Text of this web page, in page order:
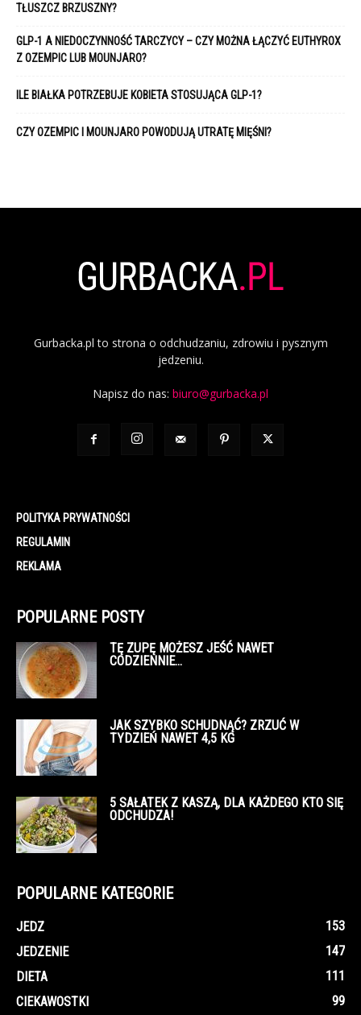
TŁUSZCZ BRZUSZNY?
GLP-1 A NIEDOCZYNNOŚĆ TARCZYCY – CZY MOŻNA ŁĄCZYĆ EUTHYROX
Z OZEMPIC LUB MOUNJARO?
ILE BIAŁKA POTRZEBUJE KOBIETA STOSUJĄCA GLP-1?
CZY OZEMPIC I MOUNJARO POWODUJĄ UTRATĘ MIĘŚNI?
Gurbacka.pl to strona o odchudzaniu, zdrowiu i pysznym
jedzeniu.
Napisz do nas: biuro@gurbacka.pl
POLITYKA PRYWATNOŚCI
REGULAMIN
REKLAMA
POPULARNE POSTY
TĘ ZUPĘ MOŻESZ JEŚĆ NAWET
CODZIENNIE…
JAK SZYBKO SCHUDNĄĆ? ZRZUĆ W
TYDZIEŃ NAWET 4,5 KG
5 SAŁATEK Z KASZĄ, DLA KAŻDEGO KTO SIĘ
ODCHUDZA!
POPULARNE KATEGORIE
JEDZ
153
JEDZENIE
147
DIETA
111
CIEKAWOSTKI
99